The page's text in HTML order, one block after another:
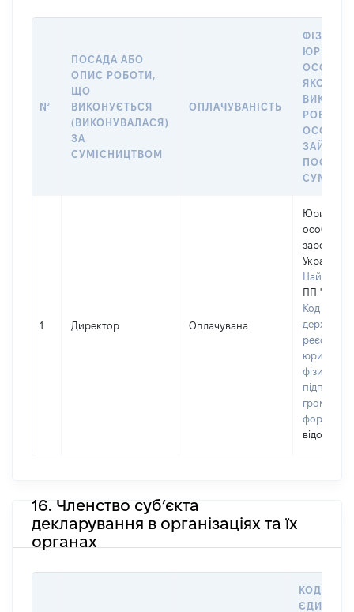
№
ПОСАДА АБО
ОПИС РОБОТИ,
ЩО
ВИКОНУЄТЬСЯ
(ВИКОНУВАЛАСЯ)
ЗА
СУМІСНИЦТВОМ
ОПЛАЧУВАНІСТЬ
ОСОБА,
ЯКОЇ
РОБОТА
ОСОБА
ПОСАДУ
1 Директор Оплачувана
Юридична
особа,
Україні
ПП "Виш
Код в
реєстрі
фізичних
відомо]
16. Членство суб’єкта
декларування в організаціях та їх
органах
КОД В